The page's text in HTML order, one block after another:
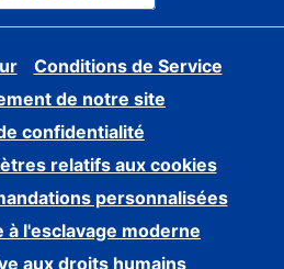
Conditions de Service
de notre site
confidentialité
relatifs aux cookies
personnalisées
à l'esclavage moderne
aux droits humains